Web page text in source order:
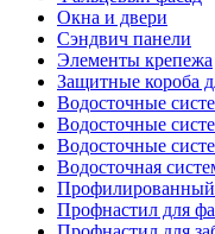
Окна и двери
Сэндвич панели
Элементы крепежа
Защитные короба
Водосточные
Водосточные
Водосточные
Водосточная
Профилированный
Профнастил для